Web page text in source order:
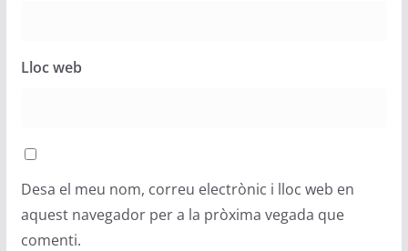
Lloc web
Desa el meu nom, correu electrònic i lloc web en
aquest navegador per a la pròxima vegada que
comenti.